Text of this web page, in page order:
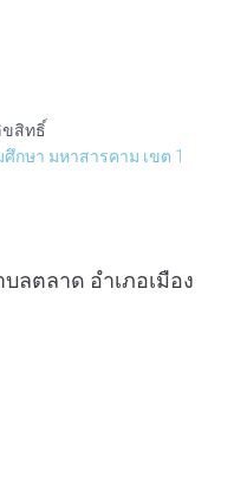
ขสิทธิ์
กษา มหาสารคาม เขต 1
ลตลาด อำเภอเมือง